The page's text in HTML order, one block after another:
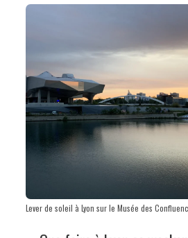
Lever de soleil à Lyon sur le Musée des